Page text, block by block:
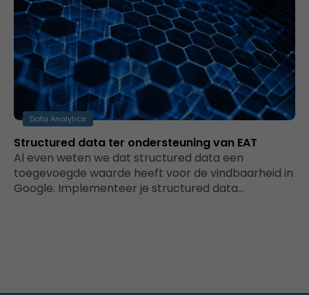
Data Analytics
Structured data ter ondersteuning van EAT
Al even weten we dat structured data een
toegevoegde waarde heeft voor de vindbaarheid in
Google. Implementeer je structured data…